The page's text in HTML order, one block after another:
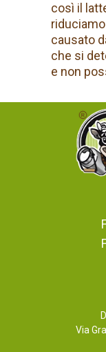
così il
causato
che si
e non
Via